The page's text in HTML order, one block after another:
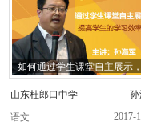
如何通过学生课堂自主展示
山东杜郎口中学
孙
语文
2017-